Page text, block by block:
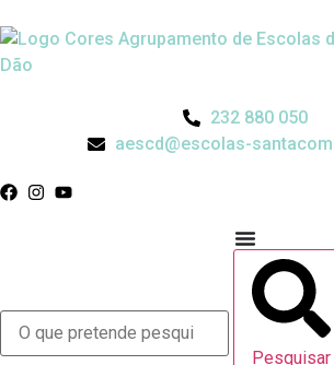
232 880 050
aescd@escolas-
Pesquisar